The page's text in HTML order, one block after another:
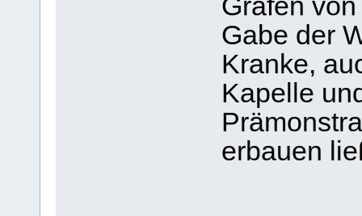
Grafen
Gabe der
Kranke,
Kapelle
erbauen